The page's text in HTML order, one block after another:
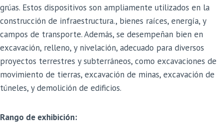
grúas. Estos dispositivos son ampliamente utilizados en la
construcción de infraestructura., bienes raíces, energía, y
campos de transporte. Además, se desempeñan bien en
excavación, relleno, y nivelación, adecuado para diversos
proyectos terrestres y subterráneos, como excavaciones de
movimiento de tierras, excavación de minas, excavación de
túneles, y demolición de edificios.
Rango de exhibición: